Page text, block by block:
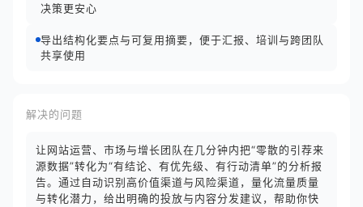
决策更安心
导出结构化要点与可复用摘要，便于汇报、培训与跨团队
共享使用
解决的问题
让网站运营、市场与增长团队在几分钟内把“零散的引荐来
源数据”转化为“有结论、有优先级、有行动清单”的分析报
告。通过自动识别高价值渠道与风险渠道，量化流量质量
与转化潜力，给出明确的投放与内容分发建议，帮助你快